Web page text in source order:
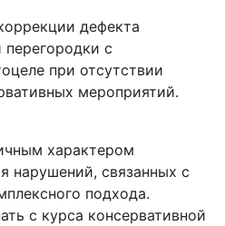
дефекта
перегородки с
при отсутствии
мероприятий.
характером
нарушений, связанных с
подхода.
с курса консервативной